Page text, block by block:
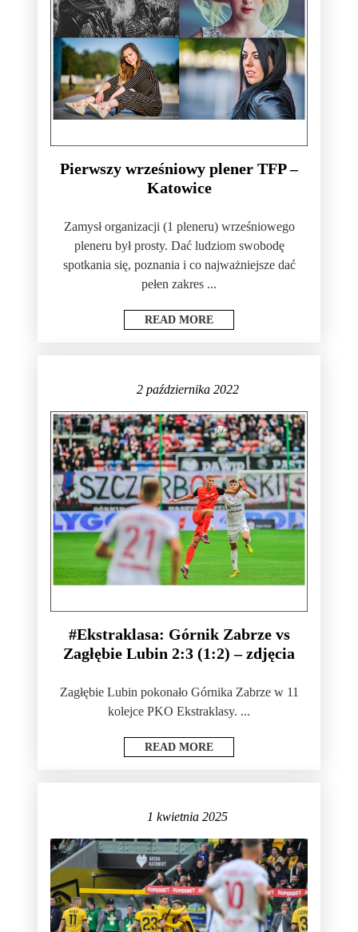
Pierwszy wrześniowy plener TFP –
Katowice
Zamysł organizacji (1 pleneru) wrześniowego
pleneru był prosty. Dać ludziom swobodę
spotkania się, poznania i co najważniejsze dać
pełen zakres ...
READ MORE
2 października 2022
#Ekstraklasa: Górnik Zabrze vs
Zagłębie Lubin 2:3 (1:2) – zdjęcia
Zagłębie Lubin pokonało Górnika Zabrze w 11
kolejce PKO Ekstraklasy. ...
READ MORE
1 kwietnia 2025